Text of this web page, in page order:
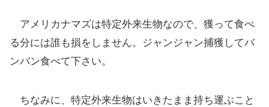
アメリカナマズは特定外来生物なので、獲って食べ
る分には誰も損をしません。ジャンジャン捕獲してバ
ンバン食べて下さい。
ちなみに、特定外来生物はいきたまま持ち運ぶこと